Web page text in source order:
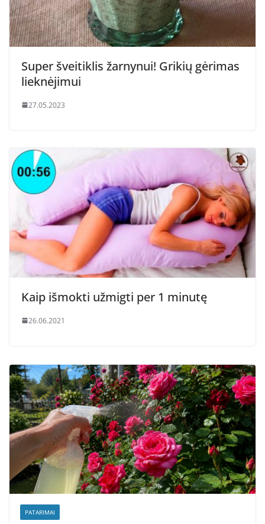
Super šveitiklis žarnynui! Grikių gėrimas
lieknėjimui
27.05.2023
Kaip išmokti užmigti per 1 minutę
26.06.2021
PATARIMAI